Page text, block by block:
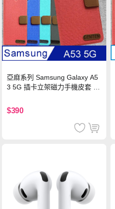
亞麻系列 Samsung Galaxy A5
3 5G 插卡立架磁力手機皮套 藍
$390